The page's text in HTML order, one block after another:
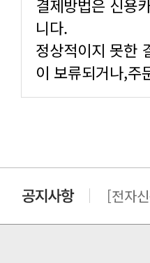
니다.
이 보류되거나,주
[전자